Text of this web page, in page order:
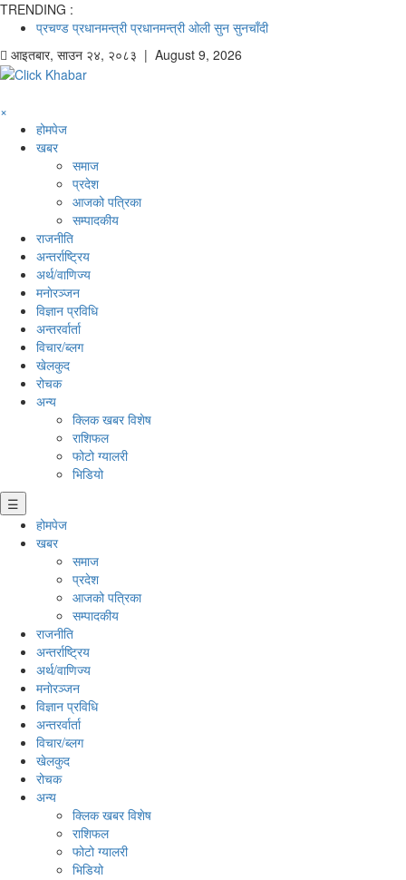
TRENDING :
प्रचण्ड प्रधानमन्त्री प्रधानमन्त्री ओली सुन सुनचाँदी
आइतबार, साउन २४, २०८३ | August 9, 2026
×
होमपेज
खबर
समाज
प्रदेश
आजको पत्रिका
सम्पादकीय
राजनीति
अन्तर्राष्ट्रिय
अर्थ/वाणिज्य
मनाेरञ्जन
विज्ञान प्रविधि
अन्तरर्वार्ता
विचार/ब्लग
खेलकुद
रोचक
अन्य
क्लिक खबर विशेष
राशिफल
फोटो ग्यालरी
भिडियो
☰
होमपेज
खबर
समाज
प्रदेश
आजको पत्रिका
सम्पादकीय
राजनीति
अन्तर्राष्ट्रिय
अर्थ/वाणिज्य
मनाेरञ्जन
विज्ञान प्रविधि
अन्तरर्वार्ता
विचार/ब्लग
खेलकुद
रोचक
अन्य
क्लिक खबर विशेष
राशिफल
फोटो ग्यालरी
भिडियो